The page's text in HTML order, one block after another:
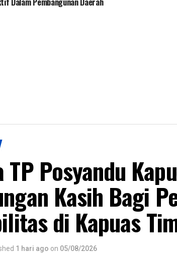
TP Posyandu
Kasih Bagi
di Kapuas
1 hari ago on 05/08/2026